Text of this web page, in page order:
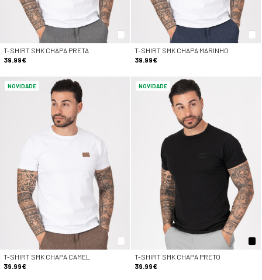
T-SHIRT SMK CHAPA PRETA
39.99€
T-SHIRT SMK CHAPA MARINHO
39.99€
NOVIDADE
T-SHIRT SMK CHAPA CAMEL
39.99€
NOVIDADE
T-SHIRT SMK CHAPA PRETO
39.99€